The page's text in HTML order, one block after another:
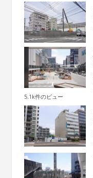
5.1k件のビュー